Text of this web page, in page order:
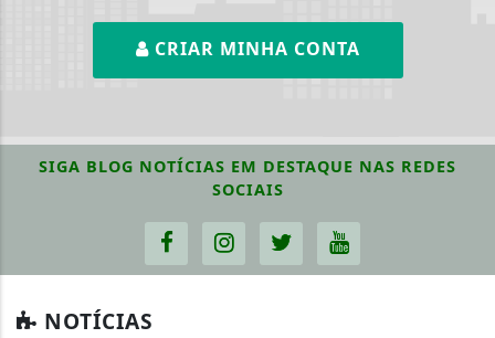
CRIAR MINHA CONTA
SIGA BLOG NOTÍCIAS EM DESTAQUE NAS REDES
SOCIAIS
NOTÍCIAS